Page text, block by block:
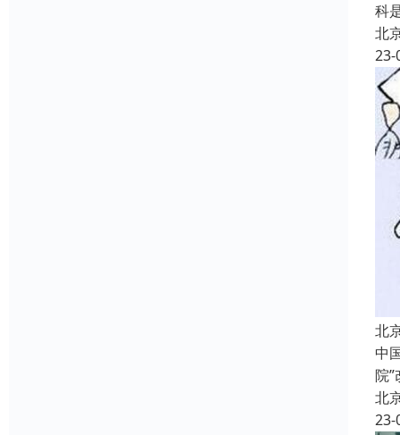
科
北
23-
北
中
院
北
23-